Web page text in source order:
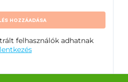
HOZZÁADÁSA
felhasználók adhatnak